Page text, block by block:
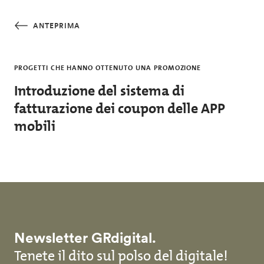
ANTEPRIMA
PROGETTI CHE HANNO OTTENUTO UNA PROMOZIONE
Introduzione del sistema di
fatturazione dei coupon delle APP
mobili
Newsletter GRdigital.
Tenete il dito sul polso del digitale!